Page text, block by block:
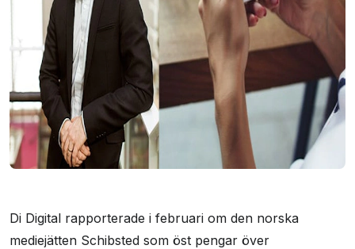
Di Digital rapporterade i februari om den norska
mediejätten Schibsted som öst pengar över